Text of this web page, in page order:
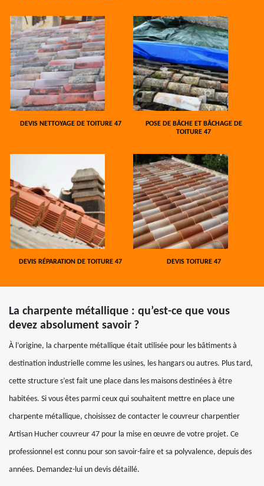
DEVIS NETTOYAGE DE TOITURE 47
POSE DE BÂCHE ET BÂCHAGE DE
TOITURE 47
DEVIS RÉPARATION DE TOITURE 47 DEVIS TOITURE 47
La charpente métallique : qu’est-ce que vous
devez absolument savoir ?
À l’origine, la charpente métallique était utilisée pour les bâtiments à
destination industrielle comme les usines, les hangars ou autres. Plus tard,
cette structure s’est fait une place dans les maisons destinées à être
habitées. Si vous êtes parmi ceux qui souhaitent mettre en place une
charpente métallique, choisissez de contacter le couvreur charpentier
Artisan Hucher couvreur 47 pour la mise en œuvre de votre projet. Ce
professionnel est connu pour son savoir-faire et sa polyvalence, depuis des
années. Demandez-lui un devis détaillé.